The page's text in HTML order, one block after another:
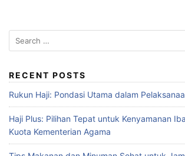
RECENT POSTS
Rukun Haji: Pondasi Utama dalam
Haji Plus: Pilihan Tepat untuk Kenyamanan
Kuota Kementerian Agama